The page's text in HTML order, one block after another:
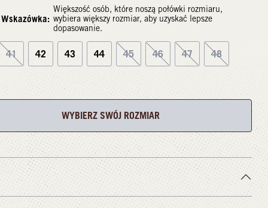
Wskazówka:
Większość osób, które noszą połówki rozmiaru,
wybiera większy rozmiar, aby uzyskać lepsze
dopasowanie.
41 42 43 44 45 46 47 48
WYBIERZ SWÓJ ROZMIAR